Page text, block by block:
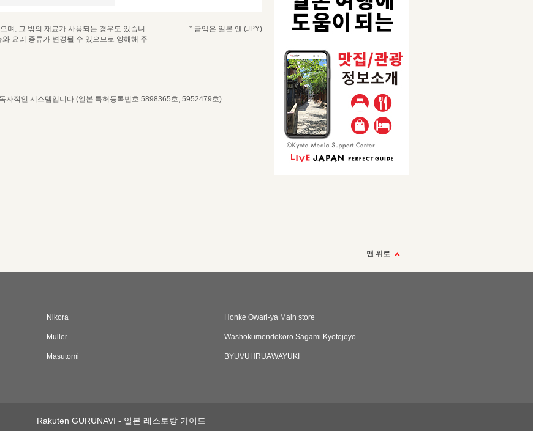
며, 그 밖의 재료가 사용되는 경우도 있습니
요리 종류가 변경될 수 있으므로 양해해 주
* 금액은 일본 엔 (JPY)
자적인 시스템입니다 (일본 특허등록번호 5898365호, 5952479호)
맨 위로
Nikora Honke Owari-ya Main store
Muller Washokumendokoro Sagami Kyotojoyo
Masutomi BYUVUHRUAWAYUKI
Rakuten GURUNAVI - 일본 레스토랑 가이드